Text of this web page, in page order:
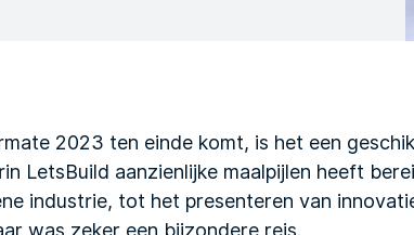
2023 ten einde komt, is het een
LetsBuild aanzienlijke maalpijlen heeft
industrie, tot het presenteren van